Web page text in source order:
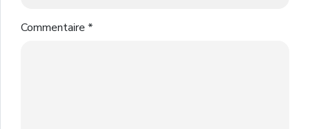
Commentaire *